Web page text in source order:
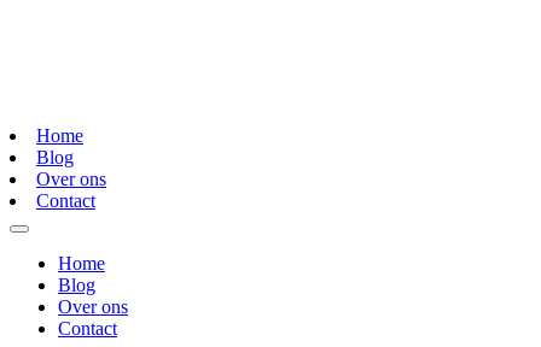
Home
Blog
Over ons
Contact
Home
Blog
Over ons
Contact